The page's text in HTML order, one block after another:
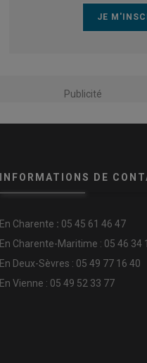
Publicité
INFORMATIONS DE
En Charente : 05 45 61 46 47
En Charente-Maritime : 05 46 34
En Deux-Sèvres : 05 49 77 16 40
En Vienne : 05 49 52 33 77